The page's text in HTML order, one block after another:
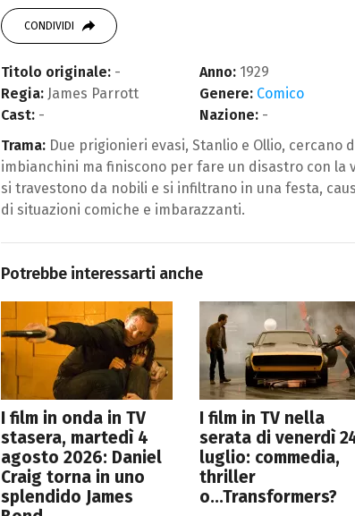
CONDIVIDI
Titolo originale: -
Regia: James Parrott
Cast: -
Anno: 1929
Genere: Comico
Nazione: -
Trama: Due prigionieri evasi, Stanlio e Ollio, cercano
imbianchini ma finiscono per fare un disastro con la
si travestono da nobili e si infiltrano in una festa,
di situazioni comiche e imbarazzanti.
Potrebbe interessarti anche
I film in onda in TV
stasera, martedì 4
agosto 2026: Daniel
Craig torna in uno
splendido James
I film in TV nella
serata di venerdì
luglio: commedia,
thriller
o...Transformers?